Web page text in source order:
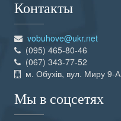
Контакты
vobuhove@ukr.net
(095) 465-80-46
(067) 343-77-52
м. Обухів, вул. Миру
Мы в соцсетях